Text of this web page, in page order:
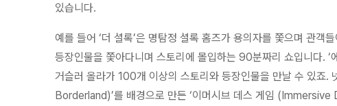
있습니다.
예를 들어 ‘더 셜록’은 명탐정 셜록 홈즈가 용의자를 쫓으며 관객
등장인물을 쫓아다니며 스토리에 몰입하는 90분짜리 쇼입니다.
거슬러 올라가 100개 이상의 스토리와 등장인물을 만날 수 있죠.
Borderland)’를 배경으로 만든 ‘이머시브 데스 게임 (Immersive